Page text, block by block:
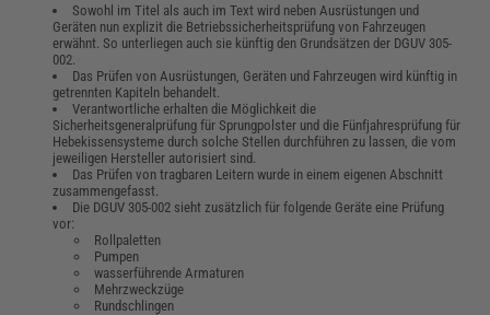
Sowohl im Titel als auch im Text wird neben Ausrüstungen und
Geräten nun explizit die Betriebssicherheitsprüfung von Fahrzeugen
erwähnt. So unterliegen auch sie künftig den Grundsätzen der DGUV 305-
002.
Das Prüfen von Ausrüstungen, Geräten und Fahrzeugen wird künftig in
getrennten Kapiteln behandelt.
Verantwortliche erhalten die Möglichkeit die
Sicherheitsgeneralprüfung für Sprungpolster und die Fünfjahresprüfung für
Hebekissensysteme durch solche Stellen durchführen zu lassen, die vom
jeweiligen Hersteller autorisiert sind.
Das Prüfen von tragbaren Leitern wurde in einem eigenen Abschnitt
zusammengefasst.
Die DGUV 305-002 sieht zusätzlich für folgende Geräte eine Prüfung
vor:
Rollpaletten
Pumpen
wasserführende Armaturen
Mehrzweckzüge
Rundschlingen